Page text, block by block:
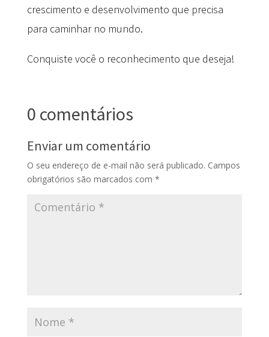
crescimento e desenvolvimento que precisa
para caminhar no mundo.
Conquiste você o reconhecimento que deseja!
0 comentários
Enviar um comentário
O seu endereço de e-mail não será publicado. Campos
obrigatórios são marcados com *